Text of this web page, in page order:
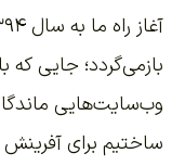
بازمی‌گردد؛ جایی
وب‌سایت‌هایی
ساختیم برای